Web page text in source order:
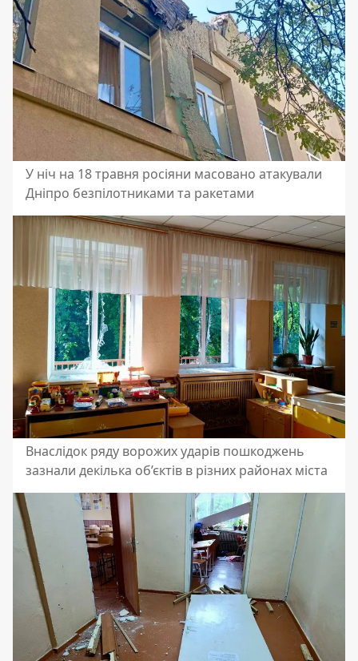
У ніч на 18 травня росіяни масовано атакували
Дніпро безпілотниками та ракетами
Внаслідок ряду ворожих ударів пошкоджень
зазнали декілька об’єктів в різних районах міста